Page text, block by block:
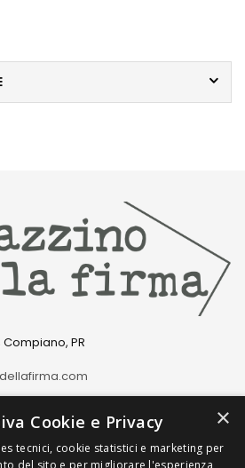
PR
×
Cookie e Privacy
tecnici, cookie statistici e marketing per
del sito e per migliorare l'esperienza